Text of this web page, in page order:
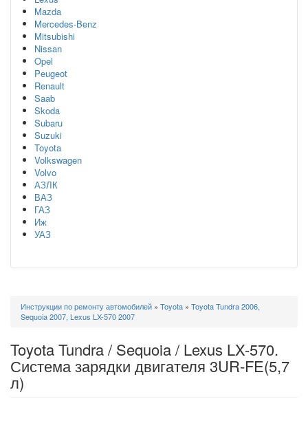
Mazda
Mercedes-Benz
Mitsubishi
Nissan
Opel
Peugeot
Renault
Saab
Skoda
Subaru
Suzuki
Toyota
Volkswagen
Volvo
АЗЛК
ВАЗ
ГАЗ
Иж
УАЗ
Вы
здесь
Инструкции по ремонту автомобилей » Toyota » Toyota Tundra 2006,
Sequoia 2007, Lexus LX-570 2007
Toyota Tundra / Sequoia / Lexus LX-570.
Система зарядки двигателя 3UR-FE(5,7
л)